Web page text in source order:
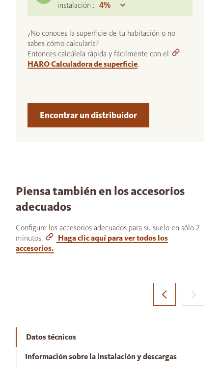
instalación :
¿No conoces la superficie de tu habitación o no
sabes cómo calcularla?
Entonces calcúlela rápida y fácilmente con el
HARO Calculadora de superficie.
Encontrar un distribuidor
Piensa también en los accesorios
adecuados
Configure los accesorios adecuados para su suelo en sólo 2
minutos.
Haga clic aquí para ver todos los
accesorios.
Datos técnicos
Información sobre la instalación y descargas